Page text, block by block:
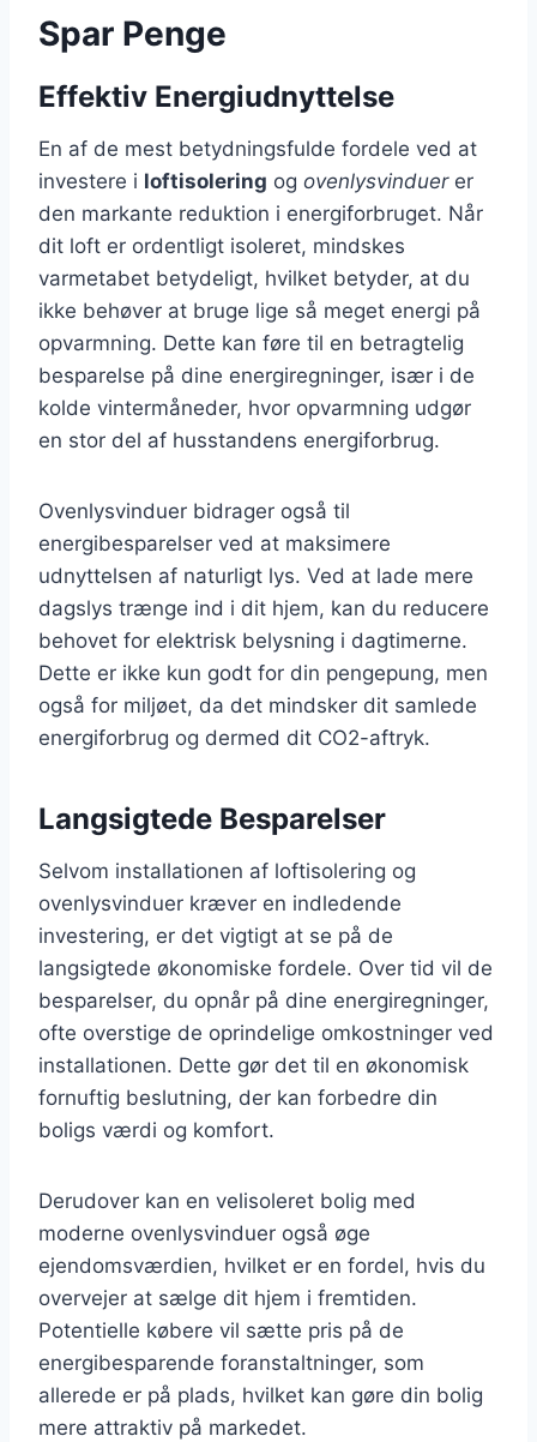
Spar Penge
Effektiv Energiudnyttelse
En af de mest betydningsfulde fordele ved at
investere i loftisolering og ovenlysvinduerer
den markante reduktion i energiforbruget. Når
dit loft er ordentligt isoleret, mindskes
varmetabet betydeligt, hvilket betyder, at du
ikke behøver at bruge lige så meget energi på
opvarmning. Dette kan føre til en betragtelig
besparelse på dine energiregninger, især i de
kolde vintermåneder, hvor opvarmning udgør
en stor del af husstandens energiforbrug.
Ovenlysvinduer bidrager også til
energibesparelser ved at maksimere
udnyttelsen af naturligt lys. Ved at lade mere
dagslys trænge ind i dit hjem, kan du reducere
behovet for elektrisk belysning i dagtimerne.
Dette er ikke kun godt for din pengepung, men
også for miljøet, da det mindsker dit samlede
energiforbrug og dermed dit CO2-aftryk.
Langsigtede Besparelser
Selvom installationen af loftisolering og
ovenlysvinduer kræver en indledende
investering, er det vigtigt at se på de
langsigtede økonomiske fordele. Over tid vil de
besparelser, du opnår på dine energiregninger,
ofte overstige de oprindelige omkostninger ved
installationen. Dette gør det til en økonomisk
fornuftig beslutning, der kan forbedre din
boligs værdi og komfort.
Derudover kan en velisoleret bolig med
moderne ovenlysvinduer også øge
ejendomsværdien, hvilket er en fordel, hvis du
overvejer at sælge dit hjem i fremtiden.
Potentielle købere vil sætte pris på de
energibesparende foranstaltninger, som
allerede er på plads, hvilket kan gøre din bolig
mere attraktiv på markedet.